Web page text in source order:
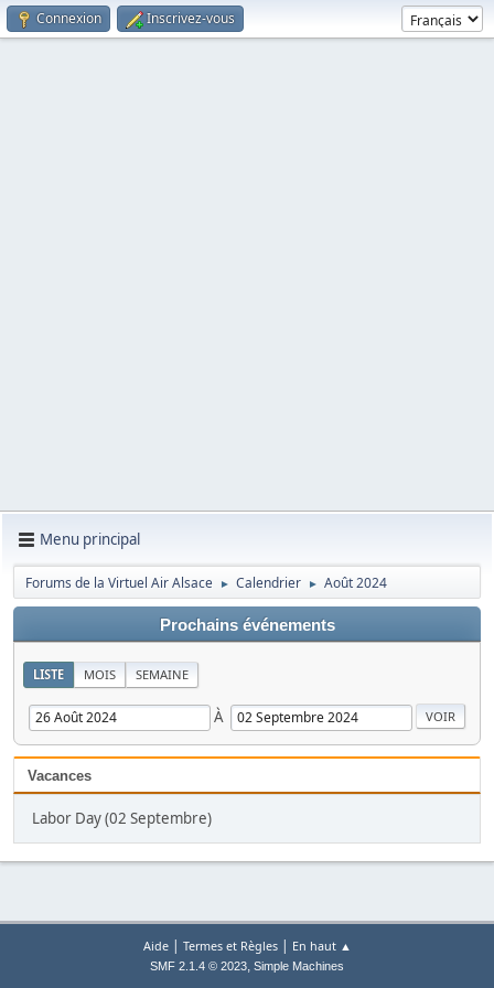
Connexion Inscrivez-vous
Menu principal
Forums de la Virtuel Air Alsace ► Calendrier ► Août 2024
Prochains événements
LISTE MOIS SEMAINE
À
Vacances
Labor Day (02 Septembre)
Aide| Termes et Règles| En haut ▲
SMF 2.1.4 © 2023, Simple Machines